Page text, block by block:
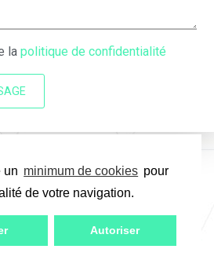
un minimum de cookies pour
de votre navigation.
Autoriser
lapolitique de confidentialité
de confidentialité